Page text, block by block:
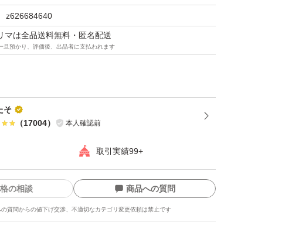
はございますが、購入時より擦り傷などがある場
ので、ご了承のうえご購入頂きますようお願い申
に、第3のくすみの原因「肌ステイン」を発見。
ジングオイルに配合する美容オイルで洗い流すこ
、大人の肌のゴワつきと、それによるくすみをケ
進めたところ、摩擦によって、硬い角質が増える
z626684640
マは全品送料無料・匿名配送
旦預かり、評価後、出品者に支払われます
そ
（17004） 本人確認前
取引実績99+
の相談 商品への質問
の質問からの値下げ交渉、不適切なカテゴリ変更依頼は禁止です